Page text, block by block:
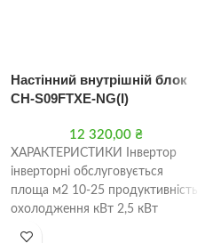
Настінний внутрішній блок
CH-S09FTXE-NG(I)
12 320,00 ₴
ХАРАКТЕРИСТИКИ Інвертор
інверторні обслуговується
площа м2 10-25 продуктивність
охолодження кВт 2,5 кВт